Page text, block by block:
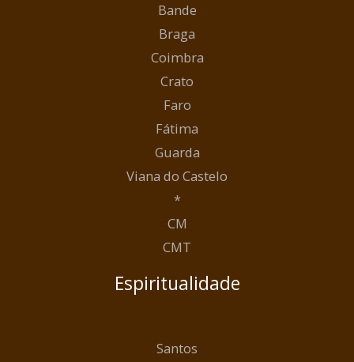
Bande
Braga
Coimbra
Crato
Faro
Fátima
Guarda
Viana do Castelo
*
CM
CMT
Espiritualidade
Santos